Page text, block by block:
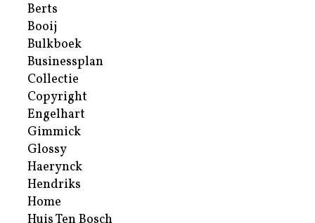
Berts
Booij
Bulkboek
Businessplan
Collectie
Copyright
Engelhart
Gimmick
Glossy
Haerynck
Hendriks
Home